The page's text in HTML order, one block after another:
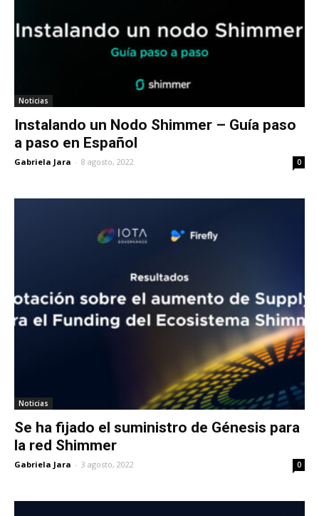
Noticias
Instalando un Nodo Shimmer – Guía paso
a paso en Español
Gabriela Jara - 8 agosto, 2022 0
Noticias
Se ha fijado el suministro de Génesis para
la red Shimmer
Gabriela Jara - 3 agosto, 2022 0